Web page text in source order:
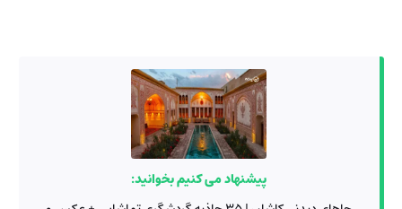
پیشنهاد می کنیم بخوانید: